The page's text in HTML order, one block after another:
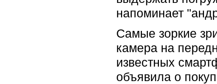
напоминает
Самые зоркие
камера на
известных
объявила о